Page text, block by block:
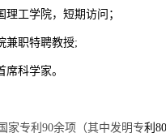
工学院，短期访问；
兼职特聘教授;
科学家。
家专利 90余项（其中发明专利 80